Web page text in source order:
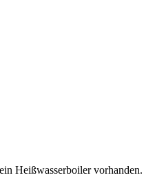
Heißwasserboiler vorhanden.